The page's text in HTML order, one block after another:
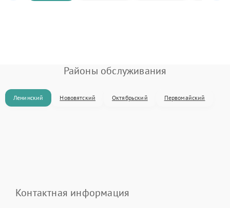
Районы обслуживания
Ленинский Нововятский Октябрьский Первомайский
Контактная информация